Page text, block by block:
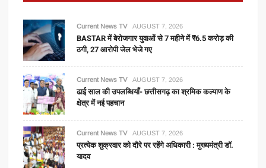
निर्माणाधीन
के
कार्यों
किया
Current News TV AUGUST 7, 2026
BASTAR में बेरोजगार युवाओं से 7 महीने में ₹6.5 करोड़ की
ठगी, 27 आरोपी जेल भेजे गए
Current News TV AUGUST 7, 2026
ढाई साल की उपलब्धियाँ- छत्तीसगढ़ का श्रमिक कल्याण के
क्षेत्र में नई पहचान
Current News TV AUGUST 7, 2026
प्रत्येक शुक्रवार को दौरे पर रहेंगे अधिकारी : मुख्यमंत्री डॉ.
यादव